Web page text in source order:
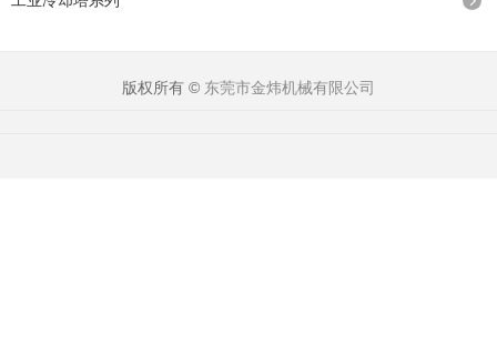
版权所有 © 东莞市金炜机械有限公司